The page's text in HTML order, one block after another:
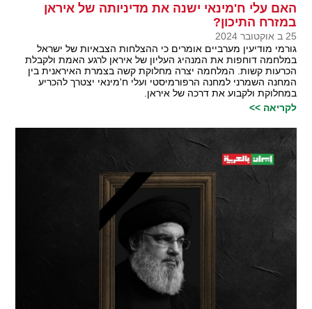
האם עלי ח'מינאי ישנה את מדיניותה של איראן
במזרח התיכון?
25 ב אוקטובר 2024
גורמי מודיעין מערביים אומרים כי ההצלחות הצבאיות של ישראל
במלחמה דוחפות את המנהיג העליון של איראן לרגע האמת ולקבלת
הכרעות קשות. המלחמה יצרה מחלוקת קשה בצמרת האיראנית בין
המחנה השמרני למחנה הרפורמיסטי ועלי ח'מינאי יצטרך להכריע
במחלוקת ולקבוע את דרכה של איראן.
לקריאה >>